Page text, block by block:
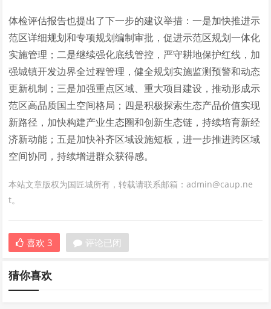
体检评估报告也提出了下一步的建议举措：一是加快推进示
范区详细规划和专项规划编制审批，促进示范区规划一体化
实施管理；二是继续强化底线管控，严守耕地保护红线，加
强城镇开发边界全过程管理，健全规划实施监测预警和动态
更新机制；三是加强重点区域、重大项目建设，推动形成示
范区高品质国土空间格局；四是积极探索生态产品价值实现
新路径，加快构建产业生态圈和创新生态链，持续培育新经
济新动能；五是加快补齐区域设施短板，进一步推进跨区域
空间协同，持续增进群众获得感。
本站文章版权为国匠城所有，转载请联系邮箱：admin@caup.ne
t。
喜欢 3 评论已闭
猜你喜欢